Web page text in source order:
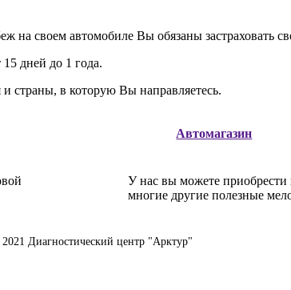
на своем автомобиле Вы обязаны застраховать
дней до 1 года.
и страны, в которую Вы направляетесь.
Автомагазин
У нас вы можете
многие другие полезные
Диагностический центр "Арктур"